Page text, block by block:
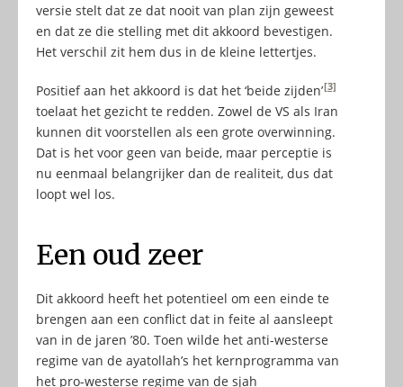
versie stelt dat ze dat nooit van plan zijn geweest
en dat ze die stelling met dit akkoord bevestigen.
Het verschil zit hem dus in de kleine lettertjes.
Positief aan het akkoord is dat het ‘beide zijden’[3]
toelaat het gezicht te redden. Zowel de VS als Iran
kunnen dit voorstellen als een grote overwinning.
Dat is het voor geen van beide, maar perceptie is
nu eenmaal belangrijker dan de realiteit, dus dat
loopt wel los.
Een oud zeer
Dit akkoord heeft het potentieel om een einde te
brengen aan een conflict dat in feite al aansleept
van in de jaren ’80. Toen wilde het anti-westerse
regime van de ayatollah’s het kernprogramma van
het pro-westerse regime van de sjah